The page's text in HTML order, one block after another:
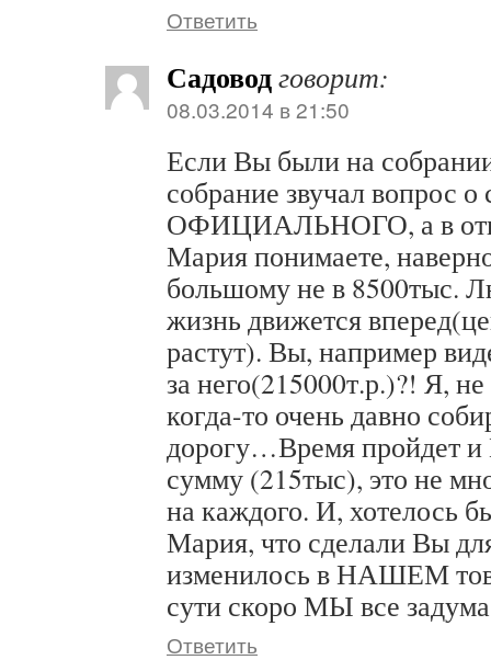
Ответить
Садоводговорит:
08.03.2014 в 21:50
Если Вы были на
собрание звучал вопрос о
ОФИЦИАЛЬНОГО, а в
Мария понимаете,
большому не в 8500тыс.
жизнь движется
растут). Вы, например
за него(215000т.р.)?! Я,
когда-то очень давно
дорогу…Время пройдет
сумму (215тыс), это не
на каждого. И, хотелось
Мария, что сделали Вы
изменилось в НАШЕМ
сути скоро МЫ все
Ответить